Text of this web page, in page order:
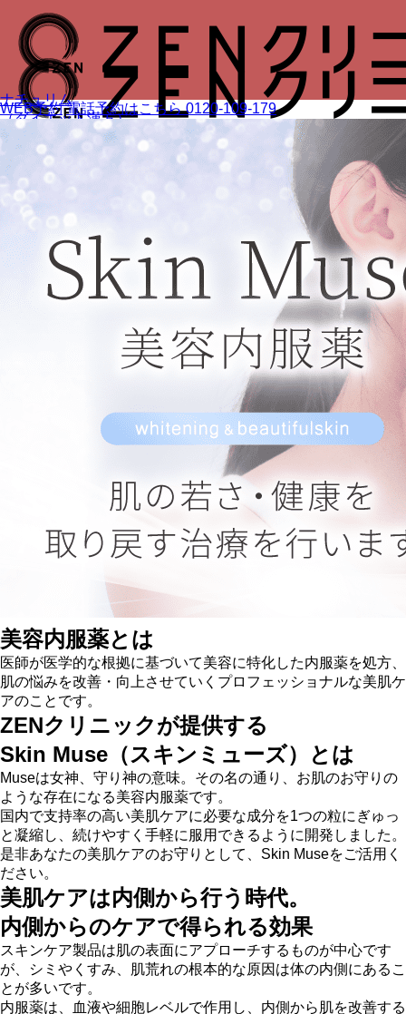
ナチュリム
（ダイエット漢方）
WEB予約
エクソソーム点鼻薬
WEB予約
ダイヤモンドカプセル
NMN20000
購入ページ
イソトレチノイン
（ニキビ治療）
WEB予約
Skin Muse（美容内服薬）
性病検査キット
ZENクリニックについて
オンライン診療の流れ
ダイエットのお役立ちコラム
24時間受付！簡単30秒で予約完了
電話予約はこちら0120-109-179
WEB予約 電話予約はこちら 0120-109-179
美容内服薬とは
医師が医学的な根拠に基づいて美容に特化した内服薬を処方、
肌の悩みを改善・向上させていくプロフェッショナルな美肌ケ
アのことです。
ZENクリニックが提供する
Skin Muse（スキンミューズ）とは
Museは女神、守り神の意味。その名の通り、お肌のお守りの
ような存在になる美容内服薬です。
国内で支持率の高い美肌ケアに必要な成分を1つの粒にぎゅっ
と凝縮し、続けやすく手軽に服用できるように開発しました。
是非あなたの美肌ケアのお守りとして、Skin Museをご活用く
ださい。
美肌ケアは内側から行う時代。
内側からのケアで得られる効果
スキンケア製品は肌の表面にアプローチするものが中心です
が、シミやくすみ、肌荒れの根本的な原因は体の内側にあるこ
とが多いです。
内服薬は、血液や細胞レベルで作用し、内側から肌を改善する